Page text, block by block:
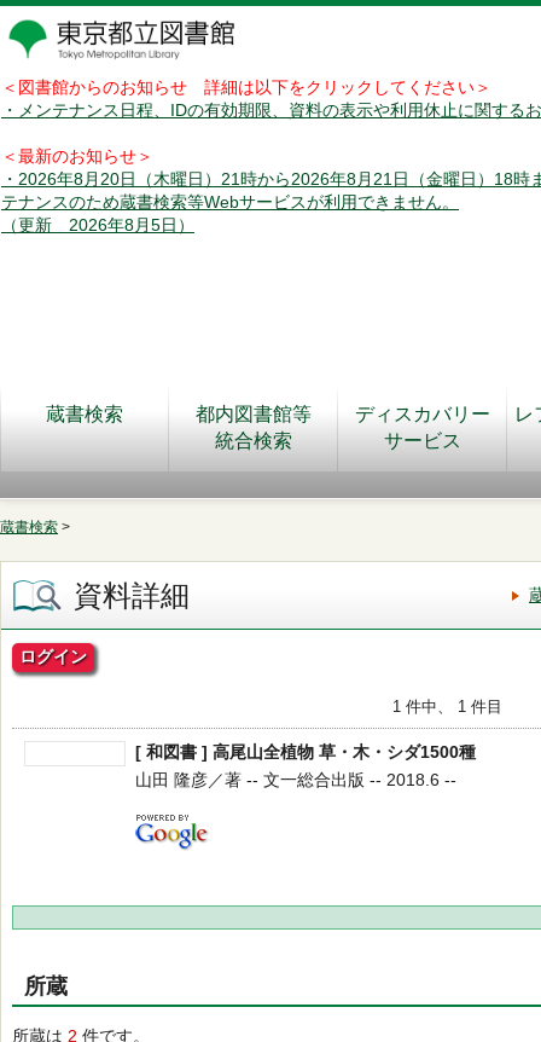
＜図書館からのお知らせ 詳細は以下をクリックしてください＞
・メンテナンス日程、IDの有効期限、資料の表示や利用休止に関する
＜最新のお知らせ＞
・2026年8月20日（木曜日）21時から2026年8月21日（金曜日）18時
テナンスのため蔵書検索等Webサービスが利用できません。
（更新 2026年8月5日）
蔵書検索
都内図書館等
統合検索
ディスカバリー
サービス
レ
蔵書検索 >
資料詳細
ログイン
1 件中、 1 件目
[ 和図書 ] 高尾山全植物 草・木・シダ1500種
山田 隆彦／著 -- 文一総合出版 -- 2018.6 --
所蔵
所蔵は 2 件です。